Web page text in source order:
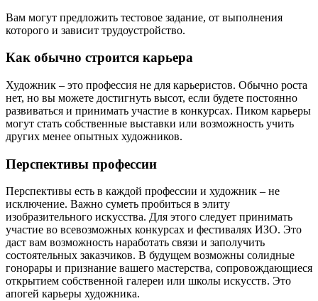
Вам могут предложить тестовое задание, от выполнения
которого и зависит трудоустройство.
Как обычно строится карьера
Художник – это профессия не для карьеристов. Обычно роста
нет, но вы можете достигнуть высот, если будете постоянно
развиваться и принимать участие в конкурсах. Пиком карьеры
могут стать собственные выставки или возможность учить
других менее опытных художников.
Перспективы профессии
Перспективы есть в каждой профессии и художник – не
исключение. Важно суметь пробиться в элиту
изобразительного искусства. Для этого следует принимать
участие во всевозможных конкурсах и фестивалях ИЗО. Это
даст вам возможность наработать связи и заполучить
состоятельных заказчиков. В будущем возможны солидные
гонорары и признание вашего мастерства, сопровождающиеся
открытием собственной галереи или школы искусств. Это
апогей карьеры художника.